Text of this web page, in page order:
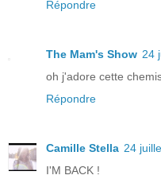
Répondre
The Mam's Show 24
oh j'adore cette
Répondre
Camille Stella 24
I'M BACK !